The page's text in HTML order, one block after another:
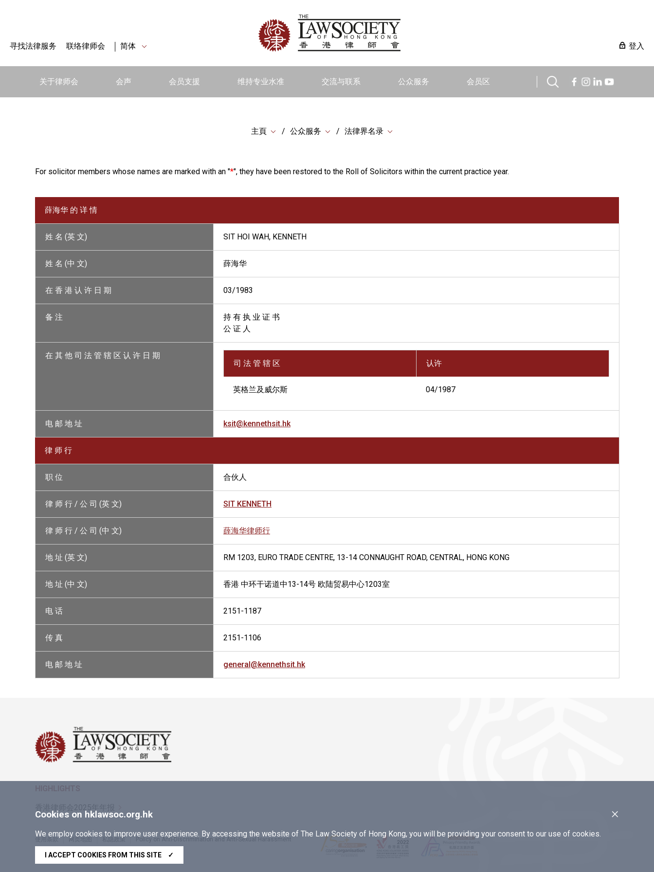
寻找法律服务 联络律师会 简体 登入
关于律师会 会声 会员支援 维持专业水准 交流与联系 公众服务 会员区
主頁 公众服务 法律界名录
For solicitor members whose names are marked with an "*", they have been restored to the Roll of Solicitors within the current practice year.
薛海华 的 详 情
姓 名 (英 文) SIT HOI WAH, KENNETH
姓 名 (中 文) 薛海华
在 香 港 认 许 日 期 03/1983
备 注
持 有 执 业 证 书
公 证 人
在 其 他 司 法 管 辖 区 认 许 日 期
司 法 管 辖 区
认许
英格兰及威尔斯 04/1987
电 邮 地 址 ksit@kennethsit.hk
律 师 行
职 位 合伙人
律 师 行 / 公 司 (英 文) SIT KENNETH
律 师 行 / 公 司 (中 文) 薛海华律师行
地 址 (英 文) RM 1203, EURO TRADE CENTRE, 13-14 CONNAUGHT ROAD, CENTRAL, HONG KONG
地 址 (中 文) 香港 中环干诺道中13-14号 欧陆贸易中心1203室
电 话 2151-1187
传 真 2151-1106
电 邮 地 址 general@kennethsit.hk
×
Cookies on hklawsoc.org.hk
We employ cookies to improve user experience. By accessing the website of The Law Society of Hong Kong, you will be providing your consent to our use of cookies.
I ACCEPT COOKIES FROM THIS SITE ✓
香港律师会2025年年报
网页地图 私隐政策
Policy on Anti-Discrimination and Anti-Sexual Harassment
Copyright © 2026 香港律师会版权所有，不得转载